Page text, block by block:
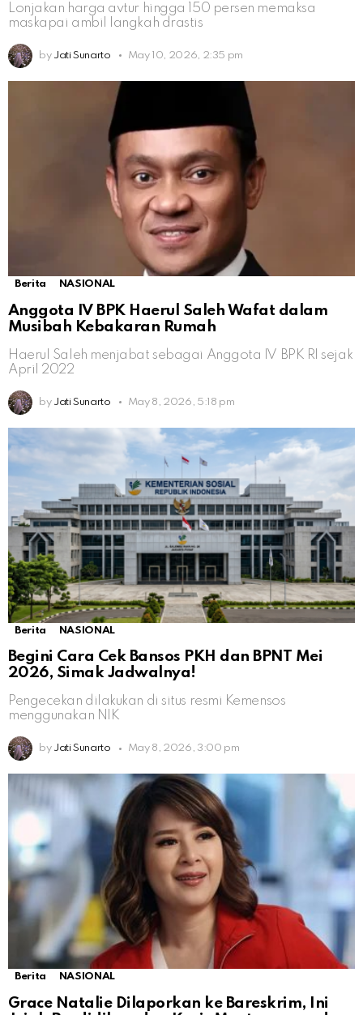
Lonjakan harga avtur hingga 150 persen memaksa
maskapai ambil langkah drastis
by Jati Sunarto May 10, 2026, 2:35 pm
Berita NASIONAL
Anggota IV BPK Haerul Saleh Wafat dalam
Musibah Kebakaran Rumah
Haerul Saleh menjabat sebagai Anggota IV BPK RI sejak
April 2022
by Jati Sunarto May 8, 2026, 5:18 pm
Berita NASIONAL
Begini Cara Cek Bansos PKH dan BPNT Mei
2026, Simak Jadwalnya!
Pengecekan dilakukan di situs resmi Kemensos
menggunakan NIK
by Jati Sunarto May 8, 2026, 3:00 pm
Berita NASIONAL
Grace Natalie Dilaporkan ke Bareskrim, Ini